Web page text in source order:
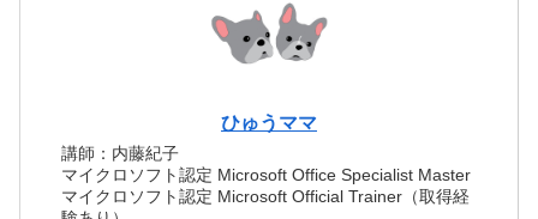
ひゅうママ
講師：内藤紀子
マイクロソフト認定 Microsoft Office Specialist Master
マイクロソフト認定 Microsoft Official Trainer（取得経